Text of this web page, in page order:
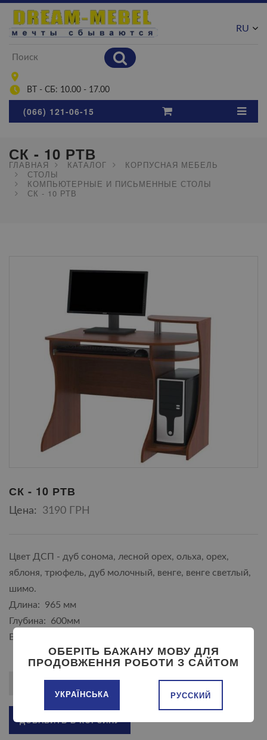
ВТ - СБ: 10.00 - 17.00
RU
(066) 121-06-15
СК - 10 РТВ
ГЛАВНАЯ КАТАЛОГ
КОРПУСНАЯ МЕБЕЛЬ
СТОЛЫ
КОМПЬЮТЕРНЫЕ И ПИСЬМЕННЫЕ СТОЛЫ
СК - 10 РТВ
СК - 10 РТВ
Цена: 3190 ГРН
Цвет ДСП - дуб сонома, лесной орех, ольха, орех,
яблоня, трюфель, дуб молочный, венге, венге светлый,
шимо.
Длина: 965 мм
Глубина: 600мм
Высота: 862 мм
ДОБАВИТЬ В КОРЗИНУ
ОБЕРІТЬ БАЖАНУ МОВУ ДЛЯ
ПРОДОВЖЕННЯ РОБОТИ З САЙТОМ
УКРАЇНСЬКА РУССКИЙ